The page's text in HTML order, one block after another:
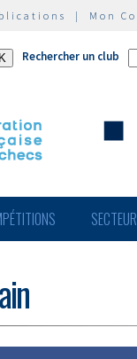
| Mon
Rechercher un club